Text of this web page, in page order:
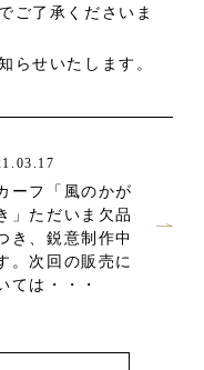
ご了承くださいま
らせいたします。
ーフ「風のかが
」ただいま欠品
き、鋭意制作中
。次回の販売に
ては・・・